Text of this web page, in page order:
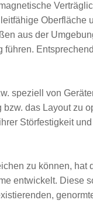
Oberfläche
aus der
speziell von
das Layout zu
Störfestigkeit
zu können, hat
entwickelt. Diese